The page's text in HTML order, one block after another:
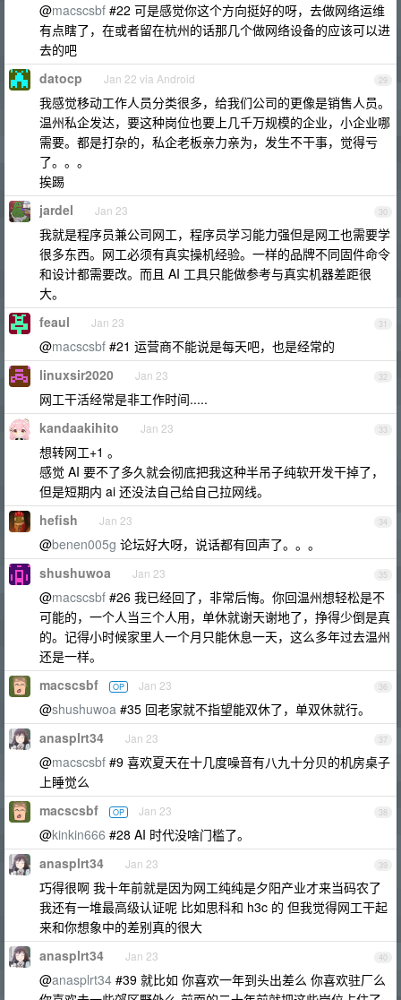
@macscsbf #22 可是感觉你这个方向挺好的呀，去做网络运维
有点瞎了，在或者留在杭州的话那几个做网络设备的应该可以进
去的吧
29
datocp Jan 22 via Android
我感觉移动工作人员分类很多，给我们公司的更像是销售人员。
温州私企发达，要这种岗位也要上几千万规模的企业，小企业哪
需要。都是打杂的，私企老板亲力亲为，发生不干事，觉得亏
了。。。
挨踢
30
jardel Jan 23
我就是程序员兼公司网工，程序员学习能力强但是网工也需要学
很多东西。网工必须有真实操机经验。一样的品牌不同固件命令
和设计都需要改。而且 AI 工具只能做参考与真实机器差距很
大。
31
feaul Jan 23
@macscsbf #21 运营商不能说是每天吧，也是经常的
32
linuxsir2020 Jan 23
网工干活经常是非工作时间.....
33
kandaakihito Jan 23
想转网工+1 。
感觉 AI 要不了多久就会彻底把我这种半吊子纯软开发干掉了，
但是短期内 ai 还没法自己给自己拉网线。
34
hefish Jan 23
@benen005g 论坛好大呀，说话都有回声了。。。
35
shushuwoa Jan 23
@macscsbf #26 我已经回了，非常后悔。你回温州想轻松是不
可能的，一个人当三个人用，单休就谢天谢地了，挣得少倒是真
的。记得小时候家里人一个月只能休息一天，这么多年过去温州
还是一样。
36
macscsbf OP Jan 23
@shushuwoa #35 回老家就不指望能双休了，单双休就行。
37
anasplrt34 Jan 23
@macscsbf #9 喜欢夏天在十几度噪音有八九十分贝的机房桌子
上睡觉么
38
macscsbf OP Jan 23
@kinkin666 #28 AI 时代没啥门槛了。
39
anasplrt34 Jan 23
巧得很啊 我十年前就是因为网工纯纯是夕阳产业才来当码农了
我还有一堆最高级认证呢 比如思科和 h3c 的 但我觉得网工干起
来和你想象中的差别真的很大
40
anasplrt34 Jan 23
@anasplrt34 #39 就比如 你喜欢一年到头出差么 你喜欢驻厂么